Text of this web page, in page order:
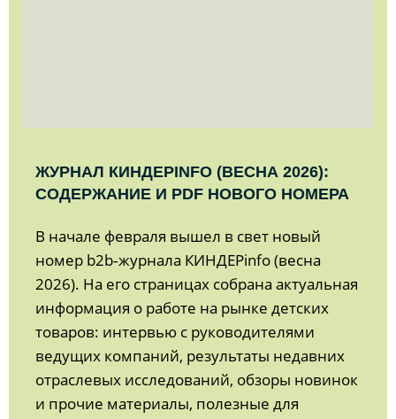
ЖУРНАЛ КИНДЕРINFO (ВЕСНА 2026):
СОДЕРЖАНИЕ И PDF НОВОГО НОМЕРА
В начале февраля вышел в свет новый
номер b2b‑журнала КИНДЕРinfo (весна
2026). На его страницах собрана актуальная
информация о работе на рынке детских
товаров: интервью с руководителями
ведущих компаний, результаты недавних
отраслевых исследований, обзоры новинок
и прочие материалы, полезные для